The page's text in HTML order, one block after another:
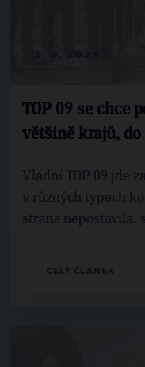
TOP 09 se chce
většině krajů,
Vládní TOP 09 jde
v různých typech
strana nepostavila,
CELÝ ČLÁNEK